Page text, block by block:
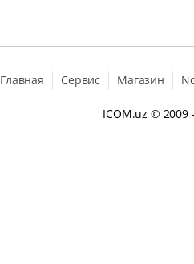
Главная Сервис Магазин
ICOM.uz © 2009